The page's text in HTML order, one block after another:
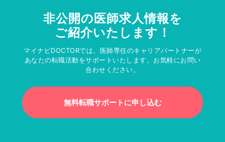
非公開の医師求人情報を
ご紹介いたします！
マイナビDOCTORでは、医師専任のキャリアパートナーが
あなたの転職活動をサポートいたします。お気軽にお問い
合わせください。
無料転職サポートに申し込む